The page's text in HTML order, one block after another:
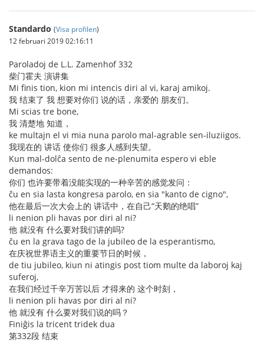
Standardo (Visa profilen)
12 februari 2019 02:16:11
Paroladoj de L.L. Zamenhof 332
柴门霍夫 演讲集
Mi finis tion, kion mi intencis diri al vi, karaj amikoj.
我 结束了 我 想要对你们 说的话，亲爱的 朋友们。
Mi scias tre bone,
我 清楚地 知道，
ke multajn el vi mia nuna parolo mal-agrable sen-iluziigos.
我现在的 讲话 使你们 很多人感到失望。
Kun mal-dolĉa sento de ne-plenumita espero vi eble
demandos:
你们 也许要带着没能实现的一种辛苦的感觉发问：
ĉu en sia lasta kongresa parolo, en sia "kanto de cigno",
他在最后一次大会上的 讲话中，在自己“天鹅的绝唱”
li nenion pli havas por diri al ni?
他 就没有 什么要对我们讲的吗?
ĉu en la grava tago de la jubileo de la esperantismo,
在庆祝世界语主义的重要节日的时候，
de tiu jubileo, kiun ni atingis post tiom multe da laboroj kaj
suferoj,
在我们经过千辛万苦以后 才得来的 这个时刻，
li nenion pli havas por diri al ni?
他 就没有 什么要对我们说的吗？
Finiĝis la tricent tridek dua
第332段 结束